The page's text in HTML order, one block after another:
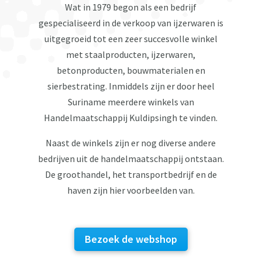
Wat in 1979 begon als een bedrijf
gespecialiseerd in de verkoop van ijzerwaren is
uitgegroeid tot een zeer succesvolle winkel
met staalproducten, ijzerwaren,
betonproducten, bouwmaterialen en
sierbestrating. Inmiddels zijn er door heel
Suriname meerdere winkels van
Handelmaatschappij Kuldipsingh te vinden.
Naast de winkels zijn er nog diverse andere
bedrijven uit de handelmaatschappij ontstaan.
De groothandel, het transportbedrijf en de
haven zijn hier voorbeelden van.
Bezoek de webshop